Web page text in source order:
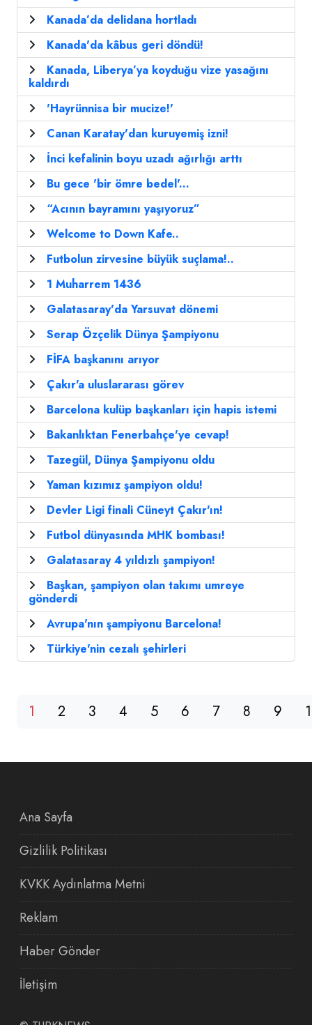
Kanada’da delidana hortladı
Kanada'da kâbus geri döndü!
Kanada, Liberya’ya koyduğu vize yasağını
kaldırdı
'Hayrünnisa bir mucize!'
Canan Karatay'dan kuruyemiş izni!
İnci kefalinin boyu uzadı ağırlığı arttı
Bu gece 'bir ömre bedel'...
“Acının bayramını yaşıyoruz”
Welcome to Down Kafe..
Futbolun zirvesine büyük suçlama!..
1 Muharrem 1436
Galatasaray'da Yarsuvat dönemi
Serap Özçelik Dünya Şampiyonu
FİFA başkanını arıyor
Çakır'a uluslararası görev
Barcelona kulüp başkanları için hapis istemi
Bakanlıktan Fenerbahçe'ye cevap!
Tazegül, Dünya Şampiyonu oldu
Yaman kızımız şampiyon oldu!
Devler Ligi finali Cüneyt Çakır'ın!
Futbol dünyasında MHK bombası!
Galatasaray 4 yıldızlı şampiyon!
Başkan, şampiyon olan takımı umreye
gönderdi
Avrupa'nın şampiyonu Barcelona!
Türkiye'nin cezalı şehirleri
1 2 3 4 5 6 7 8 9
Ana Sayfa
Gizlilik Politikası
KVKK Aydınlatma Metni
Reklam
Haber Gönder
İletişim